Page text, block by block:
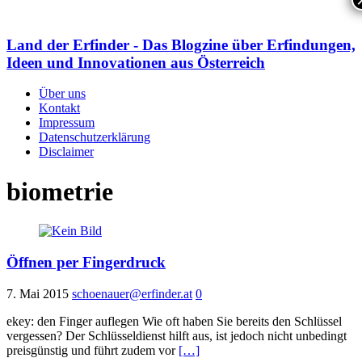
Land der Erfinder - Das Blogzine über Erfindungen,
Ideen und Innovationen aus Österreich
Über uns
Kontakt
Impressum
Datenschutzerklärung
Disclaimer
biometrie
Öffnen per Fingerdruck
7. Mai 2015 schoenauer@erfinder.at 0
ekey: den Finger auflegen Wie oft haben Sie bereits den Schlüssel
vergessen? Der Schlüsseldienst hilft aus, ist jedoch nicht unbedingt
preisgünstig und führt zudem vor […]